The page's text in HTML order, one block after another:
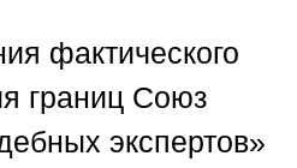
фактического
границ Союз
экспертов»